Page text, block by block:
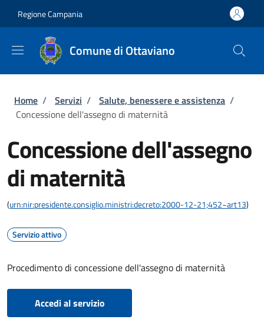
Regione Campania
Comune di Ottaviano
Briciole di pane
Home / Servizi / Salute, benessere e assistenza /
Concessione dell'assegno di maternità
Concessione dell'assegno
di maternità
(urn:nir:presidente.consiglio.ministri:decreto:2000-12-21;452~art13)
Servizio attivo
Procedimento di concessione dell'assegno di maternità
Accedi al servizio